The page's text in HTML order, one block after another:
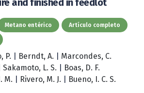
Metano entérico Artículo completo
P. Berndt, A.
Marcondes, C.
Sakamoto, L. S.
Boas, D. F.
M. Rivero, M. J. Bueno, I. C. S.